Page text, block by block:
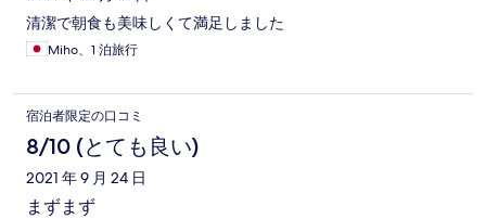
清潔で朝食も美味しくて満足しました
Miho、1 泊旅行
宿泊者限定の口コミ
8/10 (とても良い)
2021 年 9 月 24 日
まずまず